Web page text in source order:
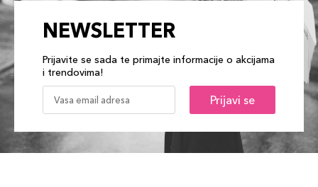
NEWSLETTER
Prijavite se sada te primajte informacije o akcijama
i trendovima!
Prijavi se